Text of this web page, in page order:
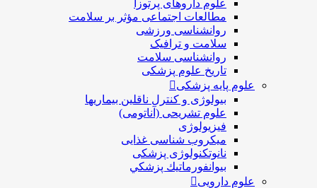
علوم داروهای پرتوزا
مطالعات اجتماعی مؤثر بر سلامت
روانشناسی ورزشی
سلامت و ترافیک
روانشناسی سلامت
تاریخ علوم پزشکی
علوم پایه پزشکی
بیولوژی و کنترل ناقلین بیماریها
علوم تشریحی (آناتومی)
فیزیولوژی
ميكروب شناسی غذایی
نانوتکنولوژی پزشکی
بيوانفورماتيك پزشكي
علوم دارویی